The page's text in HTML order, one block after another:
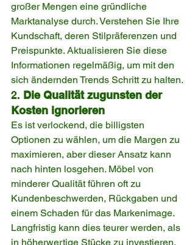
großer Mengen eine gründliche
Marktanalyse durch. Verstehen Sie Ihre
Kundschaft, deren Stilpräferenzen und
Preispunkte. Aktualisieren Sie diese
Informationen regelmäßig, um mit den
sich ändernden Trends Schritt zu halten.
2. Die Qualität zugunsten der
Kosten ignorieren
Es ist verlockend, die billigsten
Optionen zu wählen, um die Margen zu
maximieren, aber dieser Ansatz kann
nach hinten losgehen. Möbel von
minderer Qualität führen oft zu
Kundenbeschwerden, Rückgaben und
einem Schaden für das Markenimage.
Langfristig kann dies teurer werden, als
in höherwertige Stücke zu investieren.